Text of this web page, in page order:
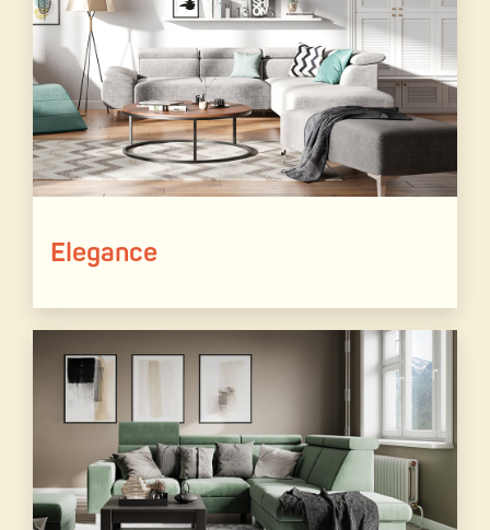
Elegance